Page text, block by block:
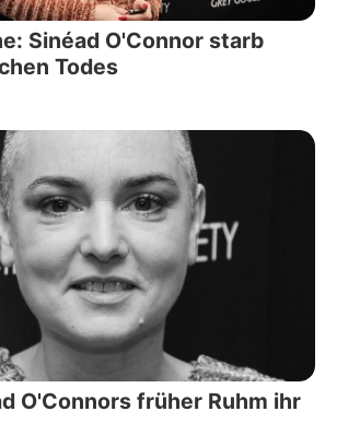
Sinéad O'Connor starb
Todes
O'Connors früher Ruhm ihr